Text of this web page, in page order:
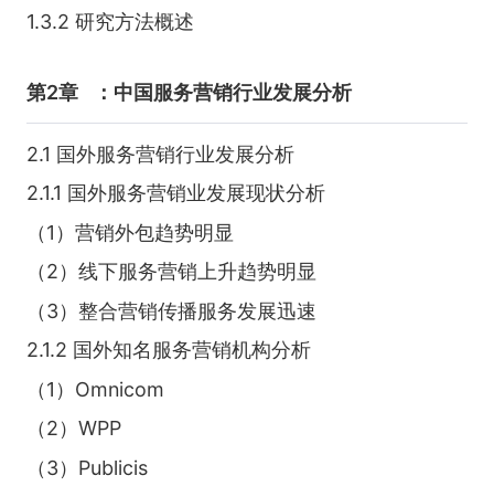
1.3.2 研究方法概述
第2章 ：中国服务营销行业发展分析
2.1 国外服务营销行业发展分析
2.1.1 国外服务营销业发展现状分析
（1）营销外包趋势明显
（2）线下服务营销上升趋势明显
（3）整合营销传播服务发展迅速
2.1.2 国外知名服务营销机构分析
（1）Omnicom
（2）WPP
（3）Publicis